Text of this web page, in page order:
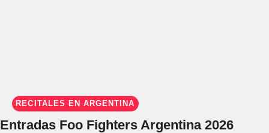
RECITALES EN ARGENTINA
Entradas Foo Fighters Argentina 2026